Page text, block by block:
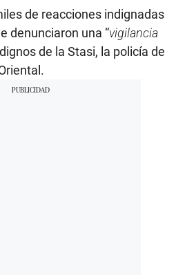
de reacciones indignadas
denunciaron una “vigilancia
de la Stasi, la policía de